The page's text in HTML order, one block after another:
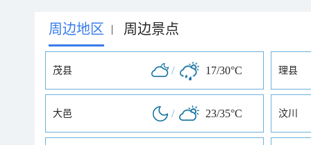
周边地区 | 周边景点
茂县 / 17/30°C 理县
大邑 / 23/35°C 汶川